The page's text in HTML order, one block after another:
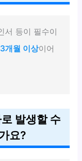
서 등이 필수이
3개월 이상이어
발생할 수
요?